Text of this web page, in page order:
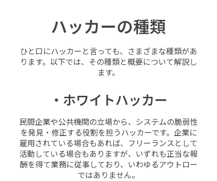
ハッカーの種類
ひと口にハッカーと言っても、さまざまな種類があ
ります。以下では、その種類と概要について解説し
ます。
・ホワイトハッカー
民間企業や公共機関の立場から、システムの脆弱性
を発見・修正する役割を担うハッカーです。企業に
雇用されている場合もあれば、フリーランスとして
活動している場合もありますが、いずれも正当な報
酬を得て業務に従事しており、いわゆるアウトロー
ではありません。